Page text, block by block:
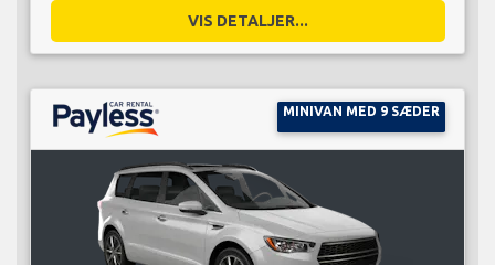
VIS DETALJER...
MINIVAN MED 9 SÆDER